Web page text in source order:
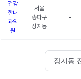
건강
한내
과의
원
서울
송파구
장지동
-
장지동